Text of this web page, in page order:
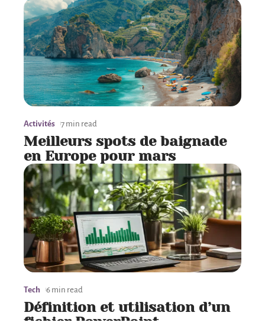
Activités 7 min read
Meilleurs spots de baignade
en Europe pour mars
Tech 6 min read
Définition et utilisation d’un
fichier PowerPoint